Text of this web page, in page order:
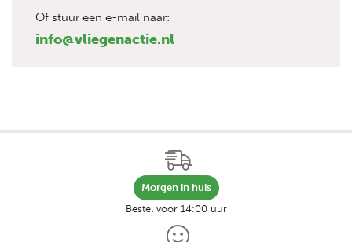
Of stuur een e-mail naar:
info@vliegenactie.nl
Morgen in huis
Bestel voor 14:00 uur